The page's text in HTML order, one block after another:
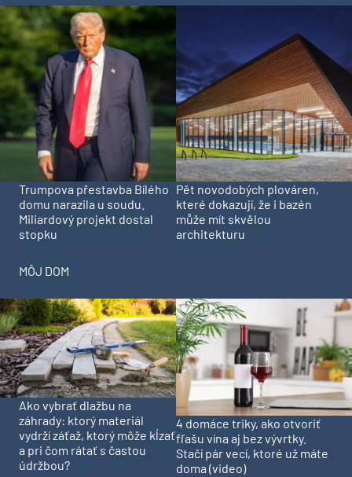
Trumpova přestavba Bílého
domu narazila u soudu.
Miliardový projekt dostal
stopku
Pět novodobých plováren,
které dokazují, že i bazén
může mít skvělou
architekturu
MÔJ DOM
Ako vybrať dlažbu na
záhrady: ktorý materiál
vydrží záťaž, ktorý môže kĺzať
a pri čom rátať s častou
údržbou?
4 domáce triky, ako otvoriť
fľašu vína aj bez vývrtky.
Stačí pár vecí, ktoré už máte
doma (video)